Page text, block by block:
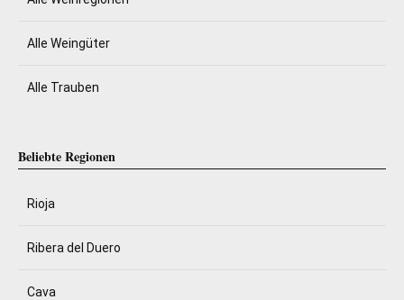
Alle Weingüter
Alle Trauben
Beliebte Regionen
Rioja
Ribera del Duero
Cava